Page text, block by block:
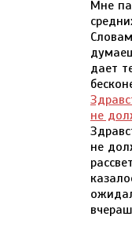
Мне
дает
не
не